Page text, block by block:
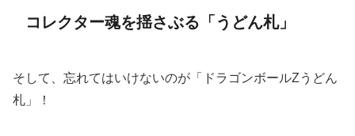
コレクター魂を揺さぶる「うどん札」
そして、忘れてはいけないのが「ドラゴンボールZうどん
札」！